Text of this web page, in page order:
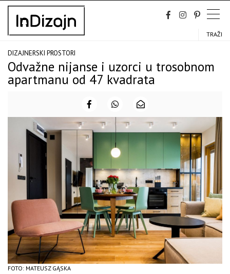
Skip
content
TRAŽI
DIZAJNERSKI PROSTORI
Odvažne nijanse i uzorci u trosobnom
apartmanu od 47 kvadrata
FOTO: MATEUSZ GĄSKA